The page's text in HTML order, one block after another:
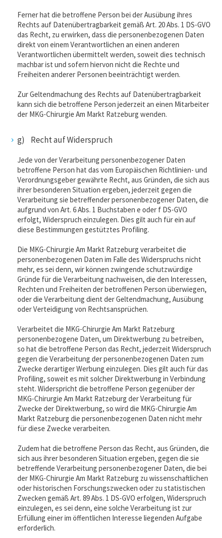
Ferner hat die betroffene Person bei der Ausübung ihres
Rechts auf Datenübertragbarkeit gemäß Art. 20 Abs. 1 DS-GVO
das Recht, zu erwirken, dass die personenbezogenen Daten
direkt von einem Verantwortlichen an einen anderen
Verantwortlichen übermittelt werden, soweit dies technisch
machbar ist und sofern hiervon nicht die Rechte und
Freiheiten anderer Personen beeinträchtigt werden.
Zur Geltendmachung des Rechts auf Datenübertragbarkeit
kann sich die betroffene Person jederzeit an einen Mitarbeiter
der MKG-Chirurgie Am Markt Ratzeburg wenden.
g) Recht auf Widerspruch
Jede von der Verarbeitung personenbezogener Daten
betroffene Person hat das vom Europäischen Richtlinien- und
Verordnungsgeber gewährte Recht, aus Gründen, die sich aus
ihrer besonderen Situation ergeben, jederzeit gegen die
Verarbeitung sie betreffender personenbezogener Daten, die
aufgrund von Art. 6 Abs. 1 Buchstaben e oder f DS-GVO
erfolgt, Widerspruch einzulegen. Dies gilt auch für ein auf
diese Bestimmungen gestütztes Profiling.
Die MKG-Chirurgie Am Markt Ratzeburg verarbeitet die
personenbezogenen Daten im Falle des Widerspruchs nicht
mehr, es sei denn, wir können zwingende schutzwürdige
Gründe für die Verarbeitung nachweisen, die den Interessen,
Rechten und Freiheiten der betroffenen Person überwiegen,
oder die Verarbeitung dient der Geltendmachung, Ausübung
oder Verteidigung von Rechtsansprüchen.
Verarbeitet die MKG-Chirurgie Am Markt Ratzeburg
personenbezogene Daten, um Direktwerbung zu betreiben,
so hat die betroffene Person das Recht, jederzeit Widerspruch
gegen die Verarbeitung der personenbezogenen Daten zum
Zwecke derartiger Werbung einzulegen. Dies gilt auch für das
Profiling, soweit es mit solcher Direktwerbung in Verbindung
steht. Widerspricht die betroffene Person gegenüber der
MKG-Chirurgie Am Markt Ratzeburg der Verarbeitung für
Zwecke der Direktwerbung, so wird die MKG-Chirurgie Am
Markt Ratzeburg die personenbezogenen Daten nicht mehr
für diese Zwecke verarbeiten.
Zudem hat die betroffene Person das Recht, aus Gründen, die
sich aus ihrer besonderen Situation ergeben, gegen die sie
betreffende Verarbeitung personenbezogener Daten, die bei
der MKG-Chirurgie Am Markt Ratzeburg zu wissenschaftlichen
oder historischen Forschungszwecken oder zu statistischen
Zwecken gemäß Art. 89 Abs. 1 DS-GVO erfolgen, Widerspruch
einzulegen, es sei denn, eine solche Verarbeitung ist zur
Erfüllung einer im öffentlichen Interesse liegenden Aufgabe
erforderlich.